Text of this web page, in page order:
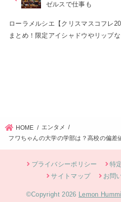
ゼルスで仕事も
ローラメルシエ【クリスマスコフレ
まとめ！限定アイシャドウやリップ
HOME
エンタメ
フワちゃんの大学の学部は？高校の偏差
プライバシーポリシー
特
サイトマップ
お問
©Copyright 2026 Lemon